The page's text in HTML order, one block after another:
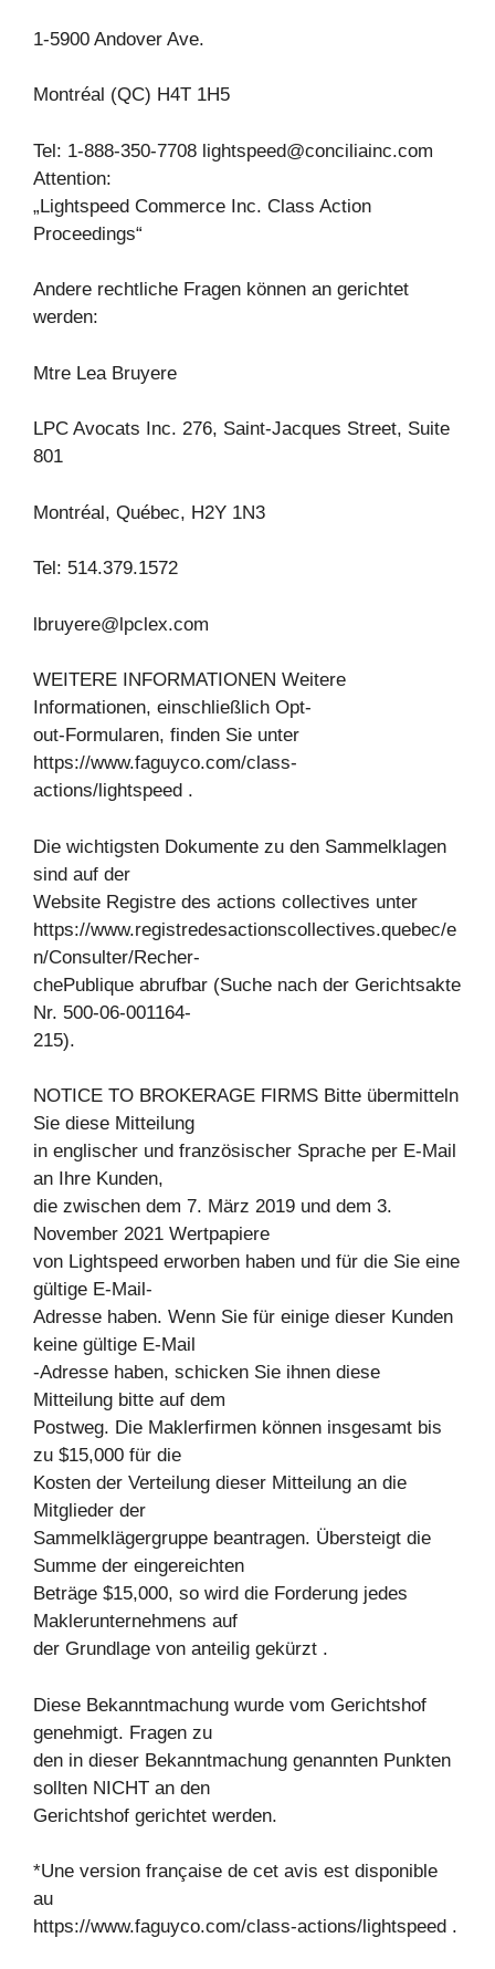
1-5900 Andover Ave.
Montréal (QC) H4T 1H5
Tel: 1-888-350-7708 lightspeed@conciliainc.com
Attention:
„Lightspeed Commerce Inc. Class Action
Proceedings“
Andere rechtliche Fragen können an gerichtet
werden:
Mtre Lea Bruyere
LPC Avocats Inc. 276, Saint-Jacques Street, Suite
801
Montréal, Québec, H2Y 1N3
Tel: 514.379.1572
lbruyere@lpclex.com
WEITERE INFORMATIONEN Weitere
Informationen, einschließlich Opt-
out-Formularen, finden Sie unter
https://www.faguyco.com/class-
actions/lightspeed .
Die wichtigsten Dokumente zu den Sammelklagen
sind auf der
Website Registre des actions collectives unter
https://www.registredesactionscollectives.quebec/e
n/Consulter/Recher-
chePublique abrufbar (Suche nach der Gerichtsakte
Nr. 500-06-001164-
215).
NOTICE TO BROKERAGE FIRMS Bitte übermitteln
Sie diese Mitteilung
in englischer und französischer Sprache per E-Mail
an Ihre Kunden,
die zwischen dem 7. März 2019 und dem 3.
November 2021 Wertpapiere
von Lightspeed erworben haben und für die Sie eine
gültige E-Mail-
Adresse haben. Wenn Sie für einige dieser Kunden
keine gültige E-Mail
-Adresse haben, schicken Sie ihnen diese
Mitteilung bitte auf dem
Postweg. Die Maklerfirmen können insgesamt bis
zu $15,000 für die
Kosten der Verteilung dieser Mitteilung an die
Mitglieder der
Sammelklägergruppe beantragen. Übersteigt die
Summe der eingereichten
Beträge $15,000, so wird die Forderung jedes
Maklerunternehmens auf
der Grundlage von anteilig gekürzt .
Diese Bekanntmachung wurde vom Gerichtshof
genehmigt. Fragen zu
den in dieser Bekanntmachung genannten Punkten
sollten NICHT an den
Gerichtshof gerichtet werden.
*Une version française de cet avis est disponible
au
https://www.faguyco.com/class-actions/lightspeed .